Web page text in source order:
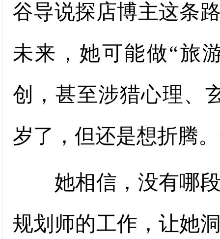
谷导说探店博主这条
未来，她可能做“旅
创，甚至涉猎心理、
岁了，但还是想折腾
她相信，没有哪段
规划师的工作，让她